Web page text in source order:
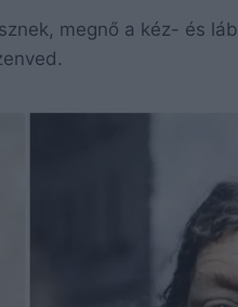
megnő a kéz- és